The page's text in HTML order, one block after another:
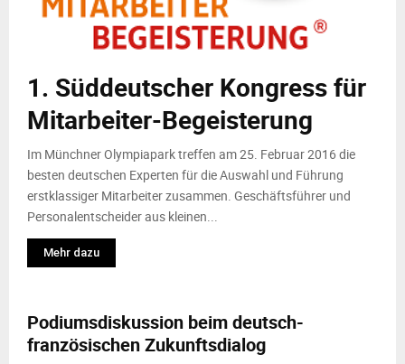
1. Süddeutscher Kongress für
Mitarbeiter-Begeisterung
Im Münchner Olympiapark treffen am 25. Februar 2016 die
besten deutschen Experten für die Auswahl und Führung
erstklassiger Mitarbeiter zusammen. Geschäftsführer und
Personalentscheider aus kleinen...
Mehr dazu
Podiumsdiskussion beim deutsch-
französischen Zukunftsdialog